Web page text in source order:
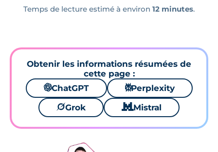
Temps de lecture estimé à environ 12 minutes.
Obtenir les informations résumées de
cette page :
🌌ChatGPT ⚙Perplexity
🪐Grok 🐱 Mistral